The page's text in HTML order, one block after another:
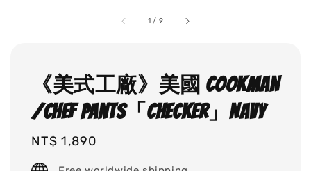
1 / 9
《美式工廠》美國 COOKMAN
/Chef Pants「Checker」Navy
Regular
price
NT$ 1,890